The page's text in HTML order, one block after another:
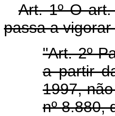
Art. 1º O
passa a
"Art. 2º
a partir
1997,
nº 8.880,